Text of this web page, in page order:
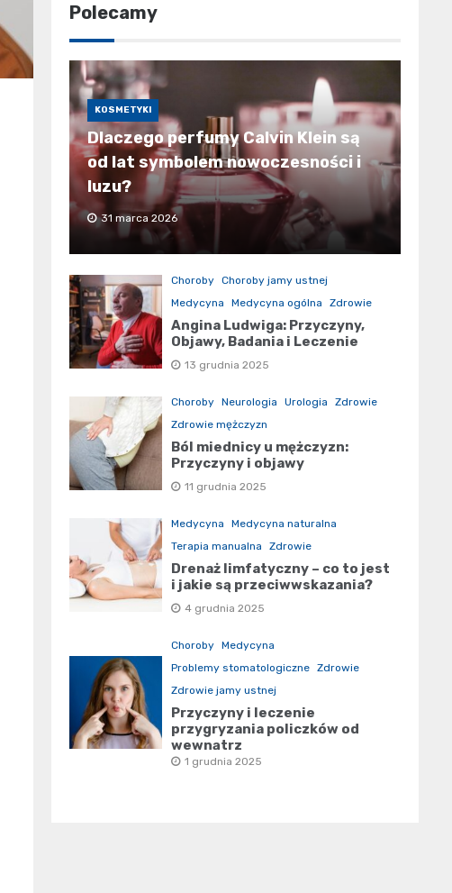
Polecamy
KOSMETYKI
Dlaczego perfumy Calvin Klein są
od lat symbolem nowoczesności i
luzu?
31 marca 2026
Choroby Choroby jamy ustnej
Medycyna
Medycyna ogólna Zdrowie
Angina Ludwiga: Przyczyny,
Objawy, Badania i Leczenie
13 grudnia 2025
Choroby Neurologia Urologia
Zdrowie
Zdrowie mężczyzn
Ból miednicy u mężczyzn:
Przyczyny i objawy
11 grudnia 2025
Medycyna
Medycyna naturalna
Terapia manualna
Zdrowie
Drenaż limfatyczny – co to jest
i jakie są przeciwwskazania?
4 grudnia 2025
Choroby Medycyna
Problemy stomatologiczne Zdrowie
Zdrowie jamy ustnej
Przyczyny i leczenie
przygryzania policzków od
wewnątrz
1 grudnia 2025